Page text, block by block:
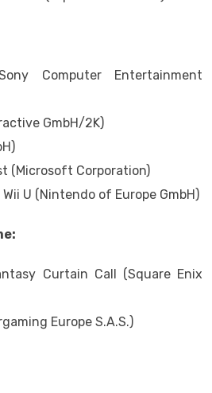
Computer Entertainment
GmbH/2K)
(Microsoft Corporation)
U (Nintendo of Europe GmbH)
Curtain Call (Square Enix
Europe S.A.S.)